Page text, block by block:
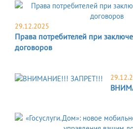
29.12.2025
Права потребителей при
договоров